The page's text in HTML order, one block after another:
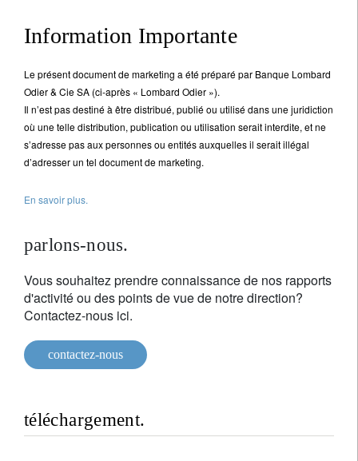
Information Importante
Le présent document de marketing a été préparé par Banque Lombard
Odier & Cie SA (ci-après « Lombard Odier »).
Il n’est pas destiné à être distribué, publié ou utilisé dans une juridiction
où une telle distribution, publication ou utilisation serait interdite, et ne
s’adresse pas aux personnes ou entités auxquelles il serait illégal
d’adresser un tel document de marketing.
En savoir plus.
parlons-nous.
Vous souhaitez prendre connaissance de nos rapports
d'activité ou des points de vue de notre direction?
Contactez-nous ici.
contactez-nous
téléchargement.